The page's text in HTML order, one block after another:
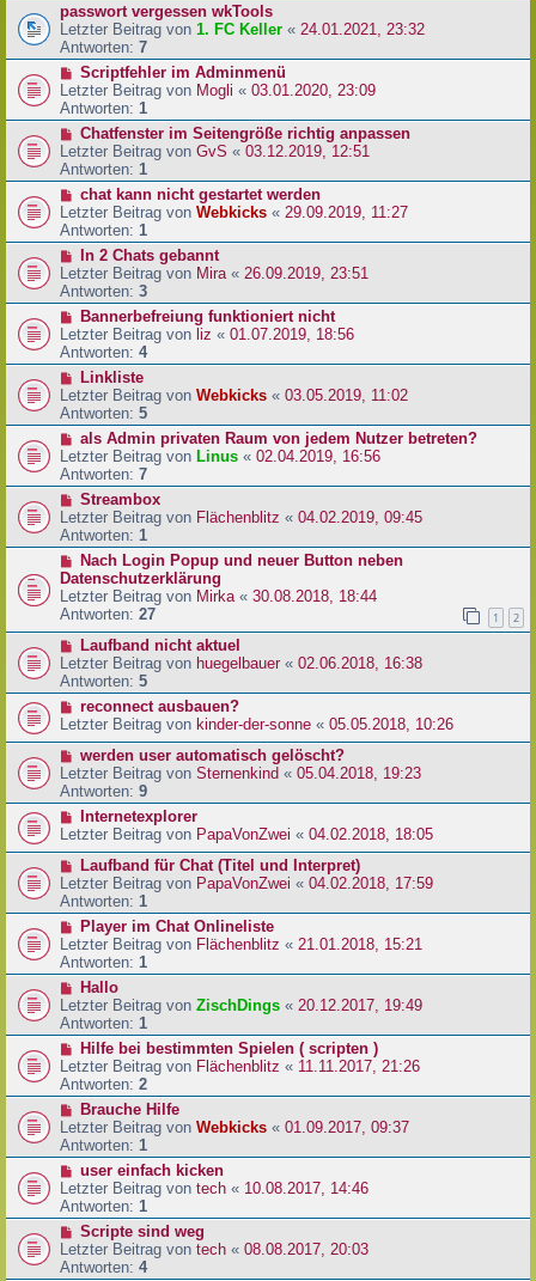
passwort vergessen wkTools
Letzter Beitrag von 1. FC Keller « 24.01.2021, 23:32
Antworten: 7
Scriptfehler im Adminmenü
Letzter Beitrag von Mogli « 03.01.2020, 23:09
Antworten: 1
Chatfenster im Seitengröße richtig anpassen
Letzter Beitrag von GvS « 03.12.2019, 12:51
Antworten: 1
chat kann nicht gestartet werden
Letzter Beitrag von Webkicks « 29.09.2019, 11:27
Antworten: 1
In 2 Chats gebannt
Letzter Beitrag von Mira « 26.09.2019, 23:51
Antworten: 3
Bannerbefreiung funktioniert nicht
Letzter Beitrag von liz « 01.07.2019, 18:56
Antworten: 4
Linkliste
Letzter Beitrag von Webkicks « 03.05.2019, 11:02
Antworten: 5
als Admin privaten Raum von jedem Nutzer betreten?
Letzter Beitrag von Linus « 02.04.2019, 16:56
Antworten: 7
Streambox
Letzter Beitrag von Flächenblitz « 04.02.2019, 09:45
Antworten: 1
Nach Login Popup und neuer Button neben
Datenschutzerklärung
Letzter Beitrag von Mirka « 30.08.2018, 18:44
Antworten: 27 1 2
Laufband nicht aktuel
Letzter Beitrag von huegelbauer « 02.06.2018, 16:38
Antworten: 5
reconnect ausbauen?
Letzter Beitrag von kinder-der-sonne « 05.05.2018, 10:26
werden user automatisch gelöscht?
Letzter Beitrag von Sternenkind « 05.04.2018, 19:23
Antworten: 9
Internetexplorer
Letzter Beitrag von PapaVonZwei « 04.02.2018, 18:05
Laufband für Chat (Titel und Interpret)
Letzter Beitrag von PapaVonZwei « 04.02.2018, 17:59
Antworten: 1
Player im Chat Onlineliste
Letzter Beitrag von Flächenblitz « 21.01.2018, 15:21
Antworten: 1
Hallo
Letzter Beitrag von ZischDings « 20.12.2017, 19:49
Antworten: 1
Hilfe bei bestimmten Spielen ( scripten )
Letzter Beitrag von Flächenblitz « 11.11.2017, 21:26
Antworten: 2
Brauche Hilfe
Letzter Beitrag von Webkicks « 01.09.2017, 09:37
Antworten: 1
user einfach kicken
Letzter Beitrag von tech « 10.08.2017, 14:46
Antworten: 1
Scripte sind weg
Letzter Beitrag von tech « 08.08.2017, 20:03
Antworten: 4